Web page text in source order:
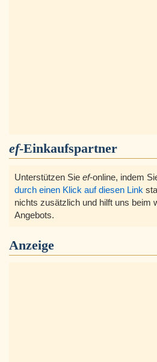
ef-Einkaufspartner
Unterstützen Sie ef-online, indem
durch einen Klick auf diesen Link
nichts zusätzlich und hilft uns beim
Angebots.
Anzeige